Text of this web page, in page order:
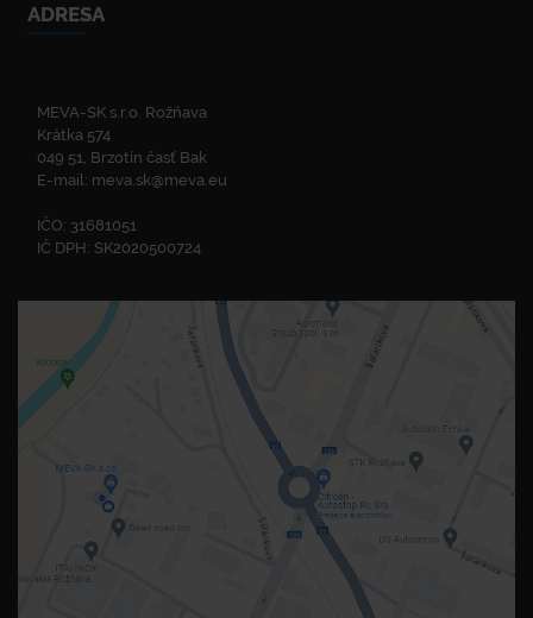
ADRESA
MEVA-SK s.r.o. Rožňava
Krátka 574
049 51, Brzotín časť Bak
E-mail: meva.sk@meva.eu
IČO: 31681051
IČ DPH: SK2020500724